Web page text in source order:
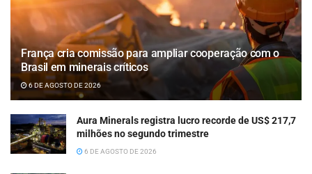
França cria comissão para ampliar cooperação com o
Brasil em minerais críticos
6 DE AGOSTO DE 2026
Aura Minerals registra lucro recorde de US$ 217,7
milhões no segundo trimestre
6 DE AGOSTO DE 2026